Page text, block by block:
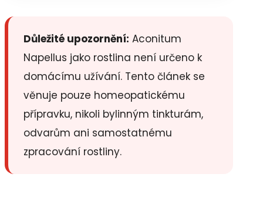
Důležité upozornění: Aconitum
Napellus jako rostlina není určeno k
domácímu užívání. Tento článek se
věnuje pouze homeopatickému
přípravku, nikoli bylinným tinkturám,
odvarům ani samostatnému
zpracování rostliny.